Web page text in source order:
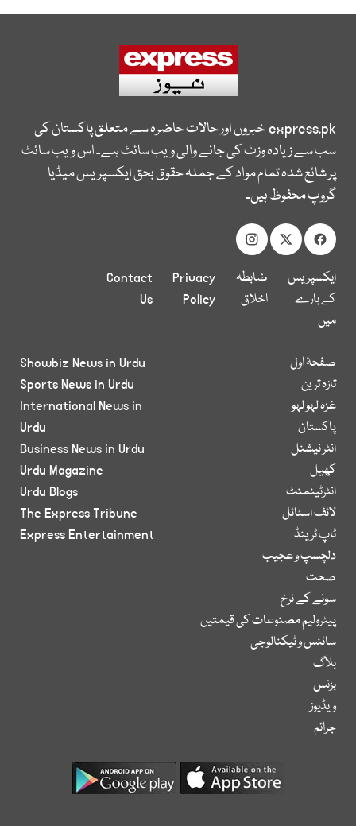
express.pkخبروں اور حالات حاضرہ سے متعلق پاکستان کی
سب سے زیادہ وزٹ کی جانے والی ویب سائٹ ہے۔ اس ویب سائٹ
پر شائع شدہ تمام مواد کے جملہ حقوق بحق ایکسپریس میڈیا
گروپ محفوظ ہیں۔
ایکسپریس
کے بارے
میں
ضابطہ
اخلاق
Privacy
Policy
Contact
Us
صفحۂ اول
تازہ ترین
غزہ لہو لہو
پاکستان
انٹر نیشنل
کھیل
انٹرٹینمنٹ
لائف اسٹائل
ٹاپ ٹرینڈ
دلچسپ و عجیب
صحت
سونے کے نرخ
پیٹرولیم مصنوعات کی قیمتیں
سائنس و ٹیکنالوجی
بلاگ
بزنس
ویڈیوز
جرائم
Showbiz News in Urdu
Sports News in Urdu
International News in
Urdu
Business News in Urdu
Urdu Magazine
Urdu Blogs
The Express Tribune
Express Entertainment